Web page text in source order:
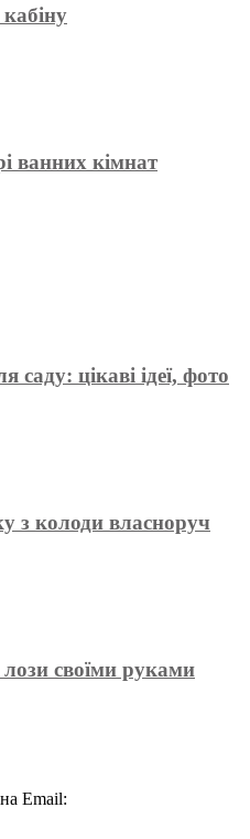
ванних кімнат
саду: цікаві ідеї, фото
з колоди власноруч
своїми руками
Email: